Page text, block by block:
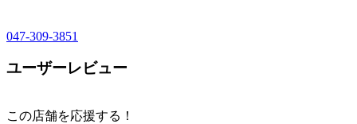
047-309-3851
ユーザーレビュー
この店舗を応援する！